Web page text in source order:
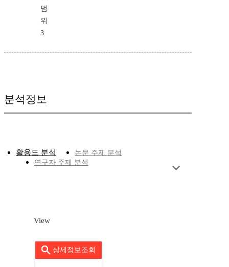
범
위
3
분석정보
활용도 분석
논문 주제 분석
연구자 주제 분석
View
상세정보조회